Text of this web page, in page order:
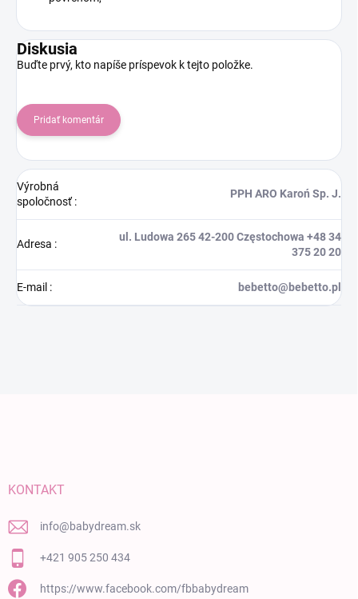
Diskusia
Buďte prvý, kto napíše príspevok k tejto položke.
Pridať komentár
Výrobná
spoločnosť:
PPH ARO Karoń Sp. J.
Adresa :
ul. Ludowa 265 42-200 Częstochowa +48 34
375 20 20
E-mail : bebetto@bebetto.pl
KONTAKT
info@babydream.sk
+421 905 250 434
https://www.facebook.com/fbbabydream